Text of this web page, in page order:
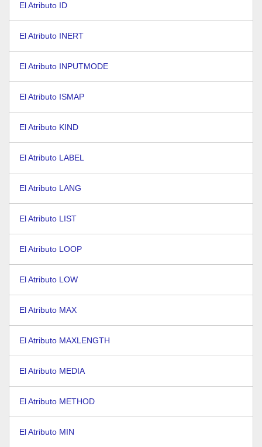
El Atributo ID
El Atributo INERT
El Atributo INPUTMODE
El Atributo ISMAP
El Atributo KIND
El Atributo LABEL
El Atributo LANG
El Atributo LIST
El Atributo LOOP
El Atributo LOW
El Atributo MAX
El Atributo MAXLENGTH
El Atributo MEDIA
El Atributo METHOD
El Atributo MIN